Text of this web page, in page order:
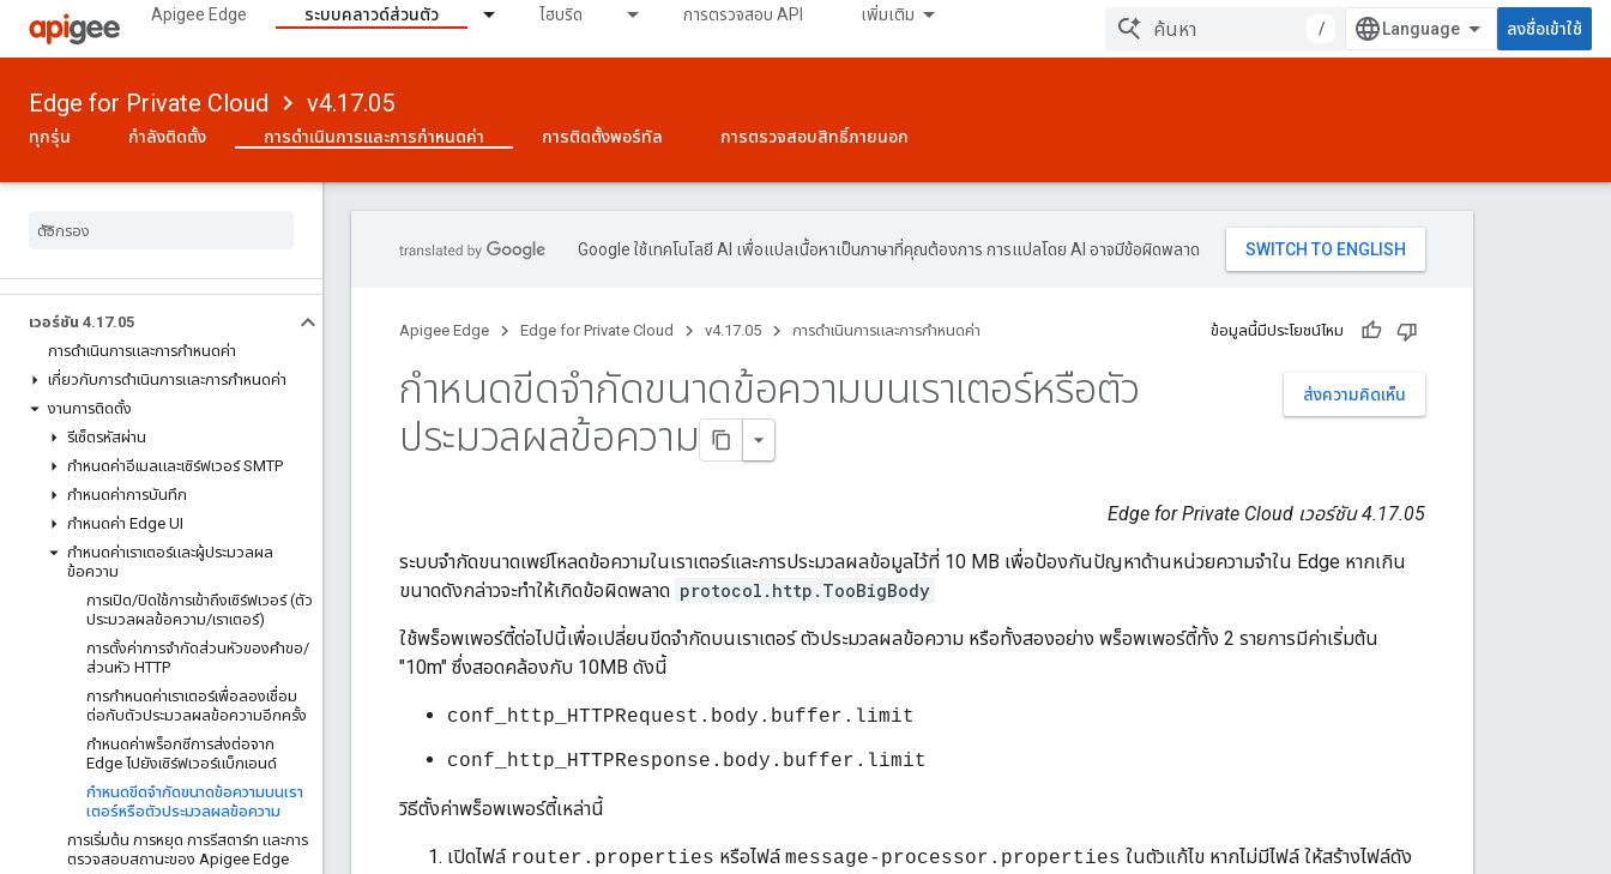
Apigee Edge ระบบคลาวด์ส่วนตัว ไฮบริด การตรวจสอบ API เพิ่มเติม
/ ลงชื่อเข้าใช้
Edge for Private Cloud v4.17.05
ทุกรุ่น กำลังติดตั้ง การดําเนินการและการกําหนดค่า การติดตั้งพอร์ทัล การตรวจสอบสิทธิ์ภายนอก
เวอร์ชัน 4.17.05
การดําเนินการและการกําหนดค่า
เกี่ยวกับการดําเนินการและการกําหนดค่า
งานการติดตั้ง
รีเซ็ตรหัสผ่าน
กําหนดค่าอีเมลและเซิร์ฟเวอร์ SMTP
กําหนดค่าการบันทึก
กําหนดค่า Edge UI
กําหนดค่าเราเตอร์และผู้ประมวลผล
ข้อความ
การเปิด/ปิดใช้การเข้าถึงเซิร์ฟเวอร์ (ตัว
ประมวลผลข้อความ/เราเตอร์)
การตั้งค่าการจํากัดส่วนหัวของคําขอ/
ส่วนหัว HTTP
การกําหนดค่าเราเตอร์เพื่อลองเชื่อม
ต่อกับตัวประมวลผลข้อความอีกครั้ง
กําหนดค่าพร็อกซีการส่งต่อจาก
Edge ไปยังเซิร์ฟเวอร์แบ็กเอนด์
กําหนดขีดจํากัดขนาดข้อความบนเรา
เตอร์หรือตัวประมวลผลข้อความ
การเริ่มต้น การหยุด การรีสตาร์ท และการ
ตรวจสอบสถานะของ Apigee Edge
Google ใช้เทคโนโลยี AI เพื่อแปลเนื้อหาเป็นภาษาที่คุณต้องการ การแปลโดย AI อาจมีข้อผิดพลาด
Apigee Edge Edge for Private Cloud v4.17.05 การดําเนินการและการกําหนดค่า ข้อมูลนี้มีประโยชน์ไหม
ส่งความคิดเห็น
กําหนดขีดจํากัดขนาดข้อความบนเราเตอร์หรือตัว
ประมวลผลข้อความ
Edge for Private Cloud เวอร์ชัน 4.17.05
ระบบจํากัดขนาดเพย์โหลดข้อความในเราเตอร์และการประมวลผลข้อมูลไว้ที่ 10 MB เพื่อป้องกันปัญหาด้านหน่วยความจําใน Edge หากเกิน
ขนาดดังกล่าวจะทําให้เกิดข้อผิดพลาด protocol.http.TooBigBody
ใช้พร็อพเพอร์ตี้ต่อไปนี้เพื่อเปลี่ยนขีดจํากัดบนเราเตอร์ ตัวประมวลผลข้อความ หรือทั้งสองอย่าง พร็อพเพอร์ตี้ทั้ง 2 รายการมีค่าเริ่มต้น
"10m" ซึ่งสอดคล้องกับ 10MB ดังนี้
conf_http_HTTPRequest.body.buffer.limit
conf_http_HTTPResponse.body.buffer.limit
วิธีตั้งค่าพร็อพเพอร์ตี้เหล่านี้
เปิดไฟล์ router.properties หรือไฟล์ message-processor.properties ในตัวแก้ไข หากไม่มีไฟล์ ให้สร้างไฟล์ดัง